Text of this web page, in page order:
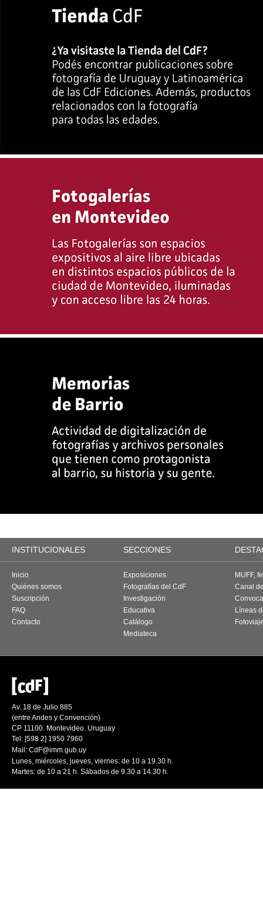
INSTITUCIONALES SECCIONES
Inicio
Quiénes somos
Suscripción
FAQ
Contacto
Exposiciones
Fotografías del CdF
Investigación
Educativa
Catálogo
Mediateca
MUFF,
Canal
Líneas
Av. 18 de Julio 885
(entre Andes y Convención)
CP 11100. Montevideo. Uruguay
Tel: [598 2] 1950 7960
Mail: CdF@imm.gub.uy
Lunes, miércoles, jueves, viernes: de 10 a 19.30 h.
Martes: de 10 a 21 h. Sábados de 9.30 a 14.30 h.